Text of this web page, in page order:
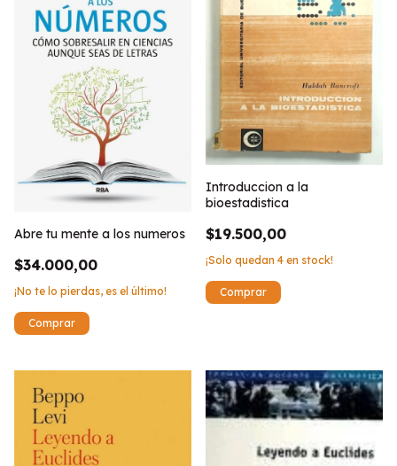
Abre tu mente a los numeros
$34.000,00
¡No te lo pierdas, es el último!
Introduccion a la
bioestadistica
$19.500,00
¡Solo quedan 4 en stock!